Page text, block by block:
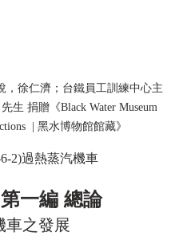
，徐仁濟；台鐵員工訓練中心主
生 捐贈《Black Water Museum
| 黑水博物館館藏》
2)過熱蒸汽機車
第一編 總論
車之發展